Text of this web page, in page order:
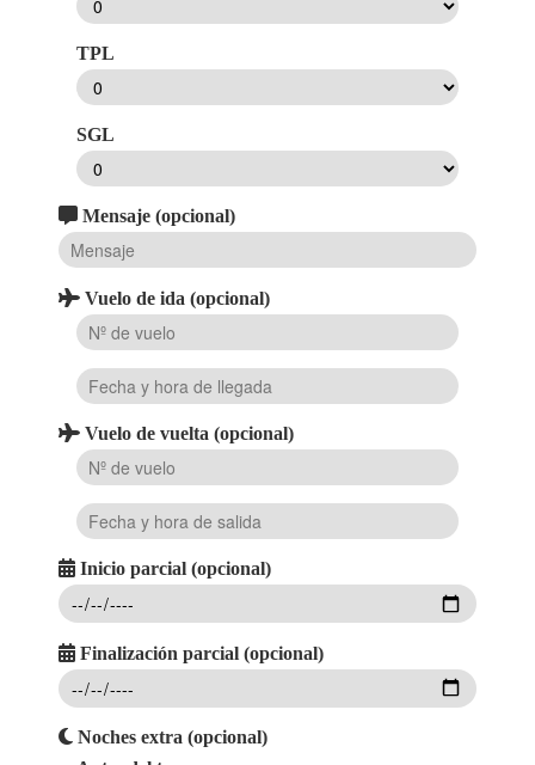
TPL
SGL
Mensaje (opcional)
Vuelo de ida (opcional)
Vuelo de vuelta (opcional)
Inicio parcial (opcional)
Finalización parcial (opcional)
Noches extra (opcional)